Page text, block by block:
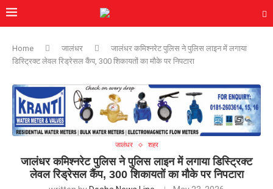
Home जालंधर
जालंधर कमिश्नरेट पुलिस ने पुलिस लाइन में लगाया
डिस्ट्रिक्ट लेवल रिड्रेसल कैंप, 300 शिकायतों का मौके पर निपटारा
जालंधर शहर
जालंधर कमिश्नरेट पुलिस ने पुलिस लाइन में लगाया डिस्ट्रिक्ट
लेवल रिड्रेसल कैंप, 300 शिकायतों का मौके पर निपटारा